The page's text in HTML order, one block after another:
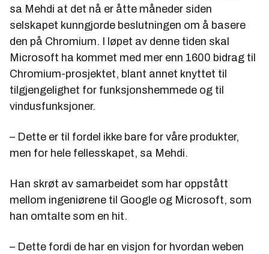
sa Mehdi at det nå er åtte måneder siden
selskapet kunngjorde beslutningen om å basere
den på Chromium. I løpet av denne tiden skal
Microsoft ha kommet med mer enn 1600 bidrag til
Chromium-prosjektet, blant annet knyttet til
tilgjengelighet for funksjonshemmede og til
vindusfunksjoner.
– Dette er til fordel ikke bare for våre produkter,
men for hele fellesskapet, sa Mehdi.
Han skrøt av samarbeidet som har oppstått
mellom ingeniørene til Google og Microsoft, som
han omtalte som en hit.
– Dette fordi de har en visjon for hvordan weben